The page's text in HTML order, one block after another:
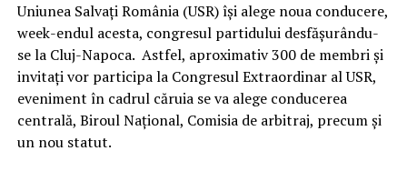
Uniunea Salvaţi România (USR) îşi alege noua conducere,
week-endul acesta, congresul partidului desfășurându-
se la Cluj-Napoca. Astfel, aproximativ 300 de membri şi
invitaţi vor participa la Congresul Extraordinar al USR,
eveniment în cadrul căruia se va alege conducerea
centrală, Biroul Naţional, Comisia de arbitraj, precum şi
un nou statut.